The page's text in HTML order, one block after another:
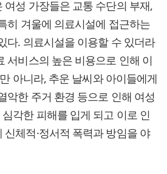
여성 가장들은 교통 수단의 부재,
히 겨울에 의료시설에 접근하는
다. 의료시설을 이용할 수 있더라
서비스의 높은 비용으로 인해 이
아니라, 추운 날씨와 아이들에게
악한 주거 환경 등으로 인해 여성
각한 피해를 입게 되고 이로 인
체적·정서적 폭력과 방임을 야